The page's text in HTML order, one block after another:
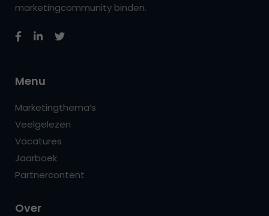
marketingcommunity binden.
Menu
Marketingthema’s
Veelgelezen
Vacatures
Jaarboek
Partnercontent
Over